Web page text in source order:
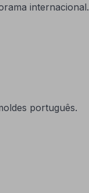
internacional.
português.